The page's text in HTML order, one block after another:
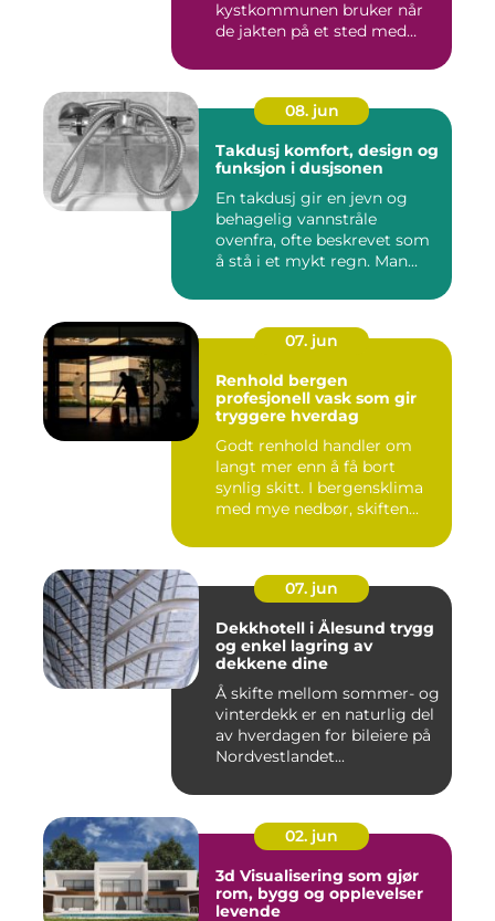
kystkommunen bruker når
de jakten på et sted med
08. jun
Takdusj komfort, design og
funksjon i dusjsonen
En takdusj gir en jevn og
behagelig vannstråle
ovenfra, ofte beskrevet som
å stå i et mykt regn. Man...
07. jun
Renhold bergen
profesjonell vask som gir
tryggere hverdag
Godt renhold handler om
langt mer enn å få bort
synlig skitt. I bergensklima
med mye nedbør, skiften...
07. jun
Dekkhotell i Ålesund trygg
og enkel lagring av
dekkene dine
Å skifte mellom sommer- og
vinterdekk er en naturlig del
av hverdagen for bileiere på
Nordvestlandet...
02. jun
3d Visualisering som gjør
rom, bygg og opplevelser
levende